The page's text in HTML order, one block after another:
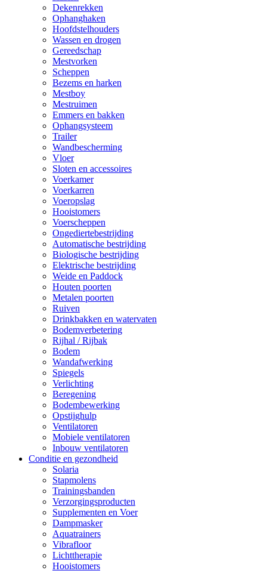
Dekenrekken
Ophanghaken
Hoofdstelhouders
Wassen en drogen
Gereedschap
Mestvorken
Scheppen
Bezems en harken
Mestboy
Mestruimen
Emmers en bakken
Ophangsysteem
Trailer
Wandbescherming
Vloer
Sloten en accessoires
Voerkamer
Voerkarren
Voeropslag
Hooistomers
Voerscheppen
Ongediertebestrijding
Automatische bestrijding
Biologische bestrijding
Elektrische bestrijding
Weide en Paddock
Houten poorten
Metalen poorten
Ruiven
Drinkbakken en watervaten
Bodemverbetering
Rijhal / Rijbak
Bodem
Wandafwerking
Spiegels
Verlichting
Beregening
Bodembewerking
Opstijghulp
Ventilatoren
Mobiele ventilatoren
Inbouw ventilatoren
Conditie en gezondheid
Solaria
Stapmolens
Trainingsbanden
Verzorgingsproducten
Supplementen en Voer
Dampmasker
Aquatrainers
Vibrafloor
Lichttherapie
Hooistomers